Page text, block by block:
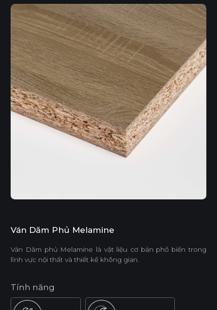
Ván Dăm Phủ Melamine
Ván Dăm phủ Melamine là vật liệu cơ bản phổ biến trong
lĩnh vực nội thất và thiết kế không gian.
Tính năng